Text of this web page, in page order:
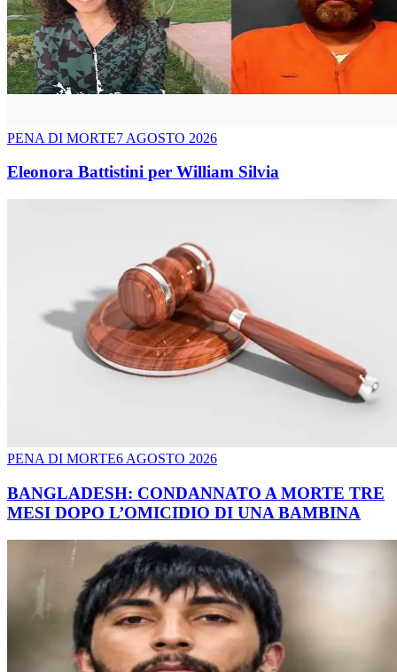
PENA DI MORTE7 AGOSTO 2026
Eleonora Battistini per William Silvia
PENA DI MORTE6 AGOSTO 2026
BANGLADESH: CONDANNATO A MORTE TRE
MESI DOPO L’OMICIDIO DI UNA BAMBINA